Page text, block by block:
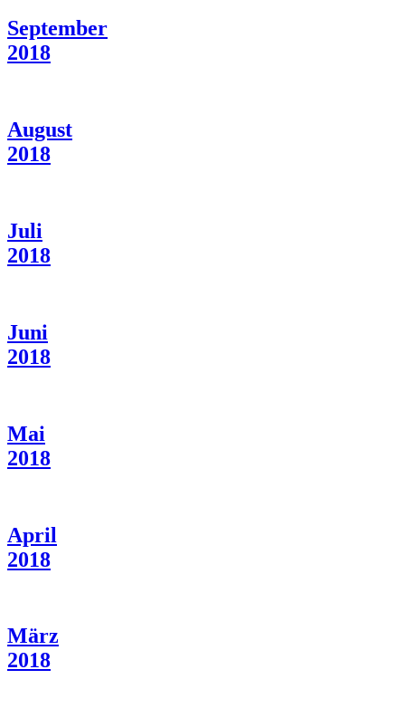
September
2018
August
2018
Juli
2018
Juni
2018
Mai
2018
April
2018
März
2018